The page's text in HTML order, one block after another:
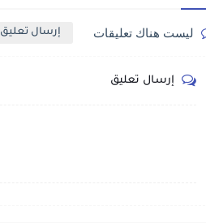
ليست هناك تعليقات إرسال تعليق
إرسال تعليق